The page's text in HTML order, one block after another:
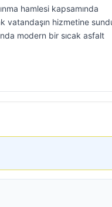
hamlesi kapsamında
vatandaşın hizmetine
modern bir sıcak asfalt